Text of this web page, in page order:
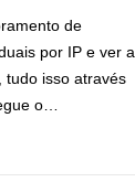
de
por IP e ver a
tudo isso através
o…